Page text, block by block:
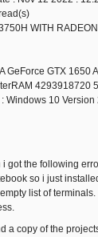
WITH
GeForce GTX
4293918720
Windows 10
got the following
so i just
list of
a copy of the